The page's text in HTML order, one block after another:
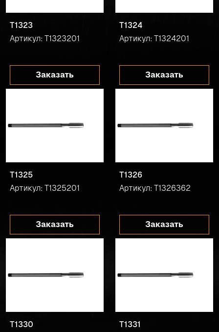
T1323
Артикул: T1323201
Заказать
T1324
Артикул: T1324201
Заказать
T1325
Артикул: T1325201
Заказать
T1326
Артикул: T1326362
Заказать
T1330
T1331